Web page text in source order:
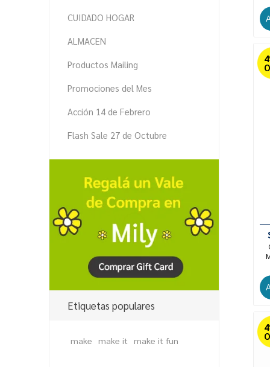
CUIDADO HOGAR
ALMACEN
Productos Mailing
Promociones del Mes
Acción 14 de Febrero
Flash Sale 27 de Octubre
Etiquetas populares
make make it make it fun